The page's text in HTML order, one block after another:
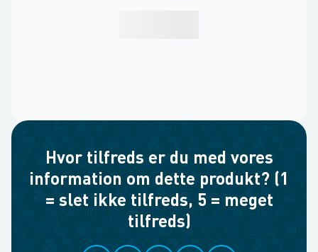
Hvor tilfreds er du med vores
information om dette produkt? (1
= slet ikke tilfreds, 5 = meget
tilfreds)